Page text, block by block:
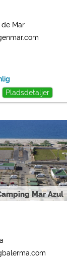
de Mar
Pladsdetaljer
Mar Azul